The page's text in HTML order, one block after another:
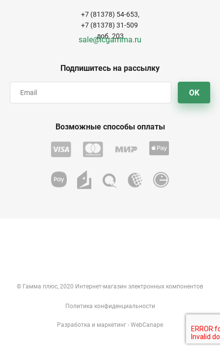
Подпишитесь на рассылку
OK
+7 (81378) 54-653,
+7 (81378) 31-509
доб. 203
sale@icgamma.ru
Возможные способы оплаты
© Гамма плюс, 2020 Интернет-магазин электронных компонентов
Политика конфиденциальности
Разработка и маркетинг - WebCanape